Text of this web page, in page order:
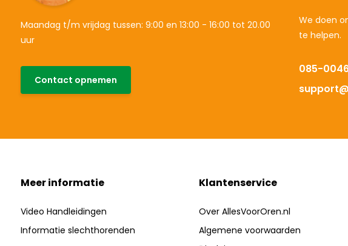
Maandag t/m vrijdag tussen: 9:00 en 13:00 - 16:00 tot 20.00
uur
Contact opnemen
We doen
te helpen.
085-
Meer informatie
Video Handleidingen
Informatie slechthorenden
Klantenservice
Over AllesVoorOren.nl
Algemene voorwaarden